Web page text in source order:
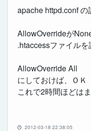
apache httpd.conf の
AllowOverrideが
.htaccessファイルを
AllowOverride All
にしておけば、ＯＫ
これで2時間ほどは
2012-03-18 22:38:05